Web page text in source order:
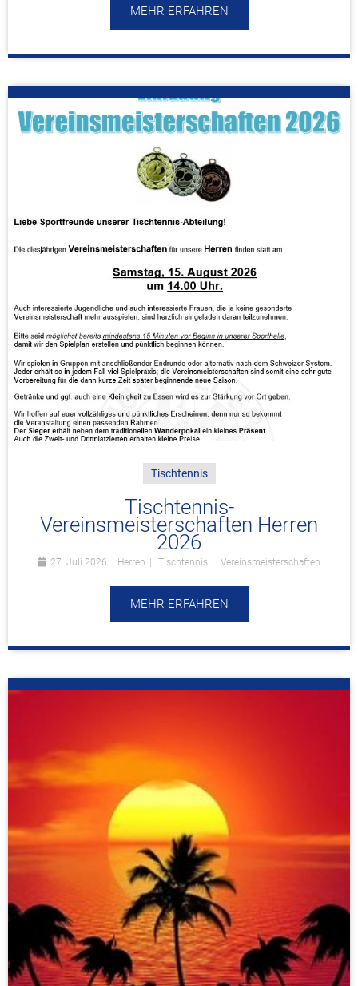
MEHR ERFAHREN
Tischtennis
Tischtennis-
Vereinsmeisterschaften Herren
2026
27. Juli 2026 Herren Tischtennis Vereinsmeisterschaften
MEHR ERFAHREN